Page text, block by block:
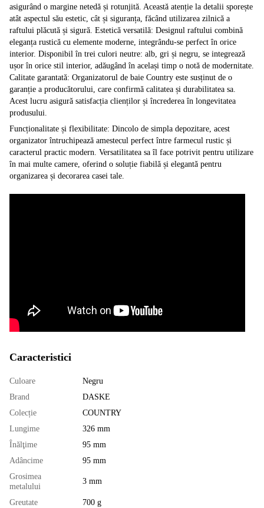
asigurând o margine netedă și rotunjită. Această atenție la detalii sporește
atât aspectul său estetic, cât și siguranța, făcând utilizarea zilnică a
raftului plăcută și sigură. Estetică versatilă: Designul raftului combină
eleganța rustică cu elemente moderne, integrându-se perfect în orice
interior. Disponibil în trei culori neutre: alb, gri și negru, se integrează
ușor în orice stil interior, adăugând în același timp o notă de modernitate.
Calitate garantată: Organizatorul de baie Country este susținut de o
garanție a producătorului, care confirmă calitatea și durabilitatea sa.
Acest lucru asigură satisfacția clienților și încrederea în longevitatea
produsului.
Funcționalitate și flexibilitate: Dincolo de simpla depozitare, acest
organizator întruchipează amestecul perfect între farmecul rustic și
caracterul practic modern. Versatilitatea sa îl face potrivit pentru utilizare
în mai multe camere, oferind o soluție fiabilă și elegantă pentru
organizarea și decorarea casei tale.
Caracteristici
Culoare
Negru
Brand
DASKE
Colecție
COUNTRY
Lungime
326 mm
Înălţime
95 mm
Adâncime
95 mm
Grosimea
metalului
3 mm
Greutate
700 g